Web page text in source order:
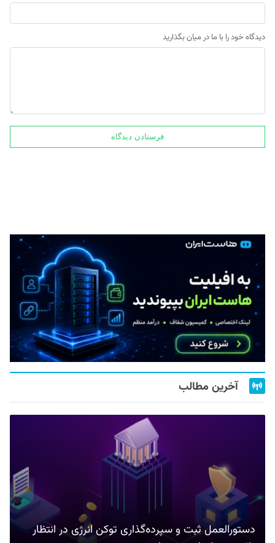
دیدگاه خود را با ما در میان بگذارید
آخرین مطالب
دستورالعمل ثبت و سپرده‌گذاری توکن انرژی در انتظار